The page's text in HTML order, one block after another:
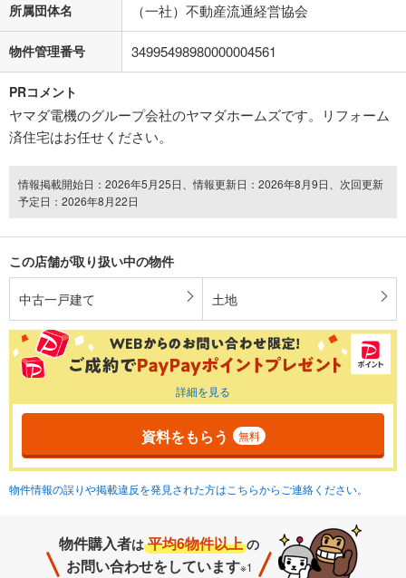
所属団体名 （一社）不動産流通経営協会
物件管理番号 34995498980000004561
PRコメント
ヤマダ電機のグループ会社のヤマダホームズです。リフォーム
済住宅はお任せください。
情報掲載開始日：2026年5月25日、情報更新日：2026年8月9日、次回更新
予定日：2026年8月22日
この店舗が取り扱い中の物件
中古一戸建て 土地
詳細を見る
資料をもらう 無料
物件情報の誤りや掲載違反を発見された方はこちらからご連絡ください。
物件購入者は 平均6物件以上 の
お問い合わせをしています※1